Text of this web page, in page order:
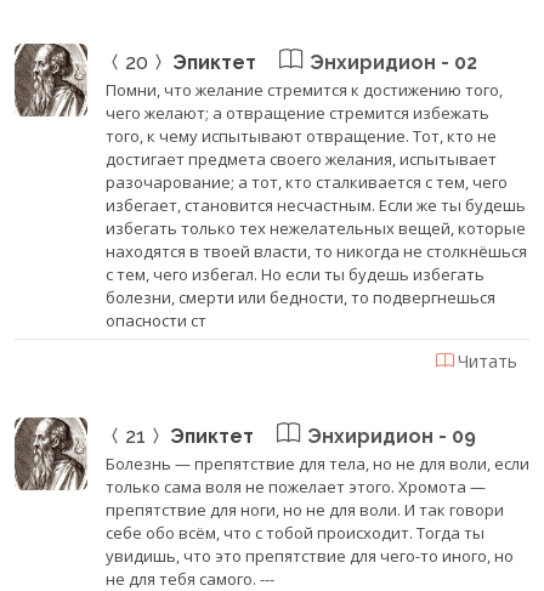
20 Эпиктет Энхиридион - 02
Помни, что желание стремится к достижению того,
чего желают; а отвращение стремится избежать
того, к чему испытывают отвращение. Тот, кто не
достигает предмета своего желания, испытывает
разочарование; а тот, кто сталкивается с тем, чего
избегает, становится несчастным. Если же ты будешь
избегать только тех нежелательных вещей, которые
находятся в твоей власти, то никогда не столкнёшься
с тем, чего избегал. Но если ты будешь избегать
болезни, смерти или бедности, то подвергнешься
опасности ст
Читать
21 Эпиктет Энхиридион - 09
Болезнь — препятствие для тела, но не для воли, если
только сама воля не пожелает этого. Хромота —
препятствие для ноги, но не для воли. И так говори
себе обо всём, что с тобой происходит. Тогда ты
увидишь, что это препятствие для чего-то иного, но
не для тебя самого. ---